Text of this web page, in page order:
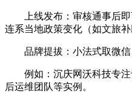
上线发布：审核通事后即
连系当地政策变化（如文旅
品牌提拔：小法式取微信、
例如：沉庆网沃科技专注
后运维团队等实例。